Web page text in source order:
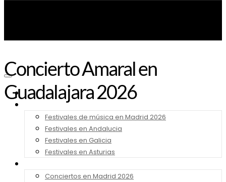
Noticias
Festivales 2026
Festivales de música en Madrid 2026
Festivales en Andalucia
Festivales en Galicia
Festivales en Asturias
Conciertos en Madrid 2026
Concierto Amaral en
Guadalajara 2026